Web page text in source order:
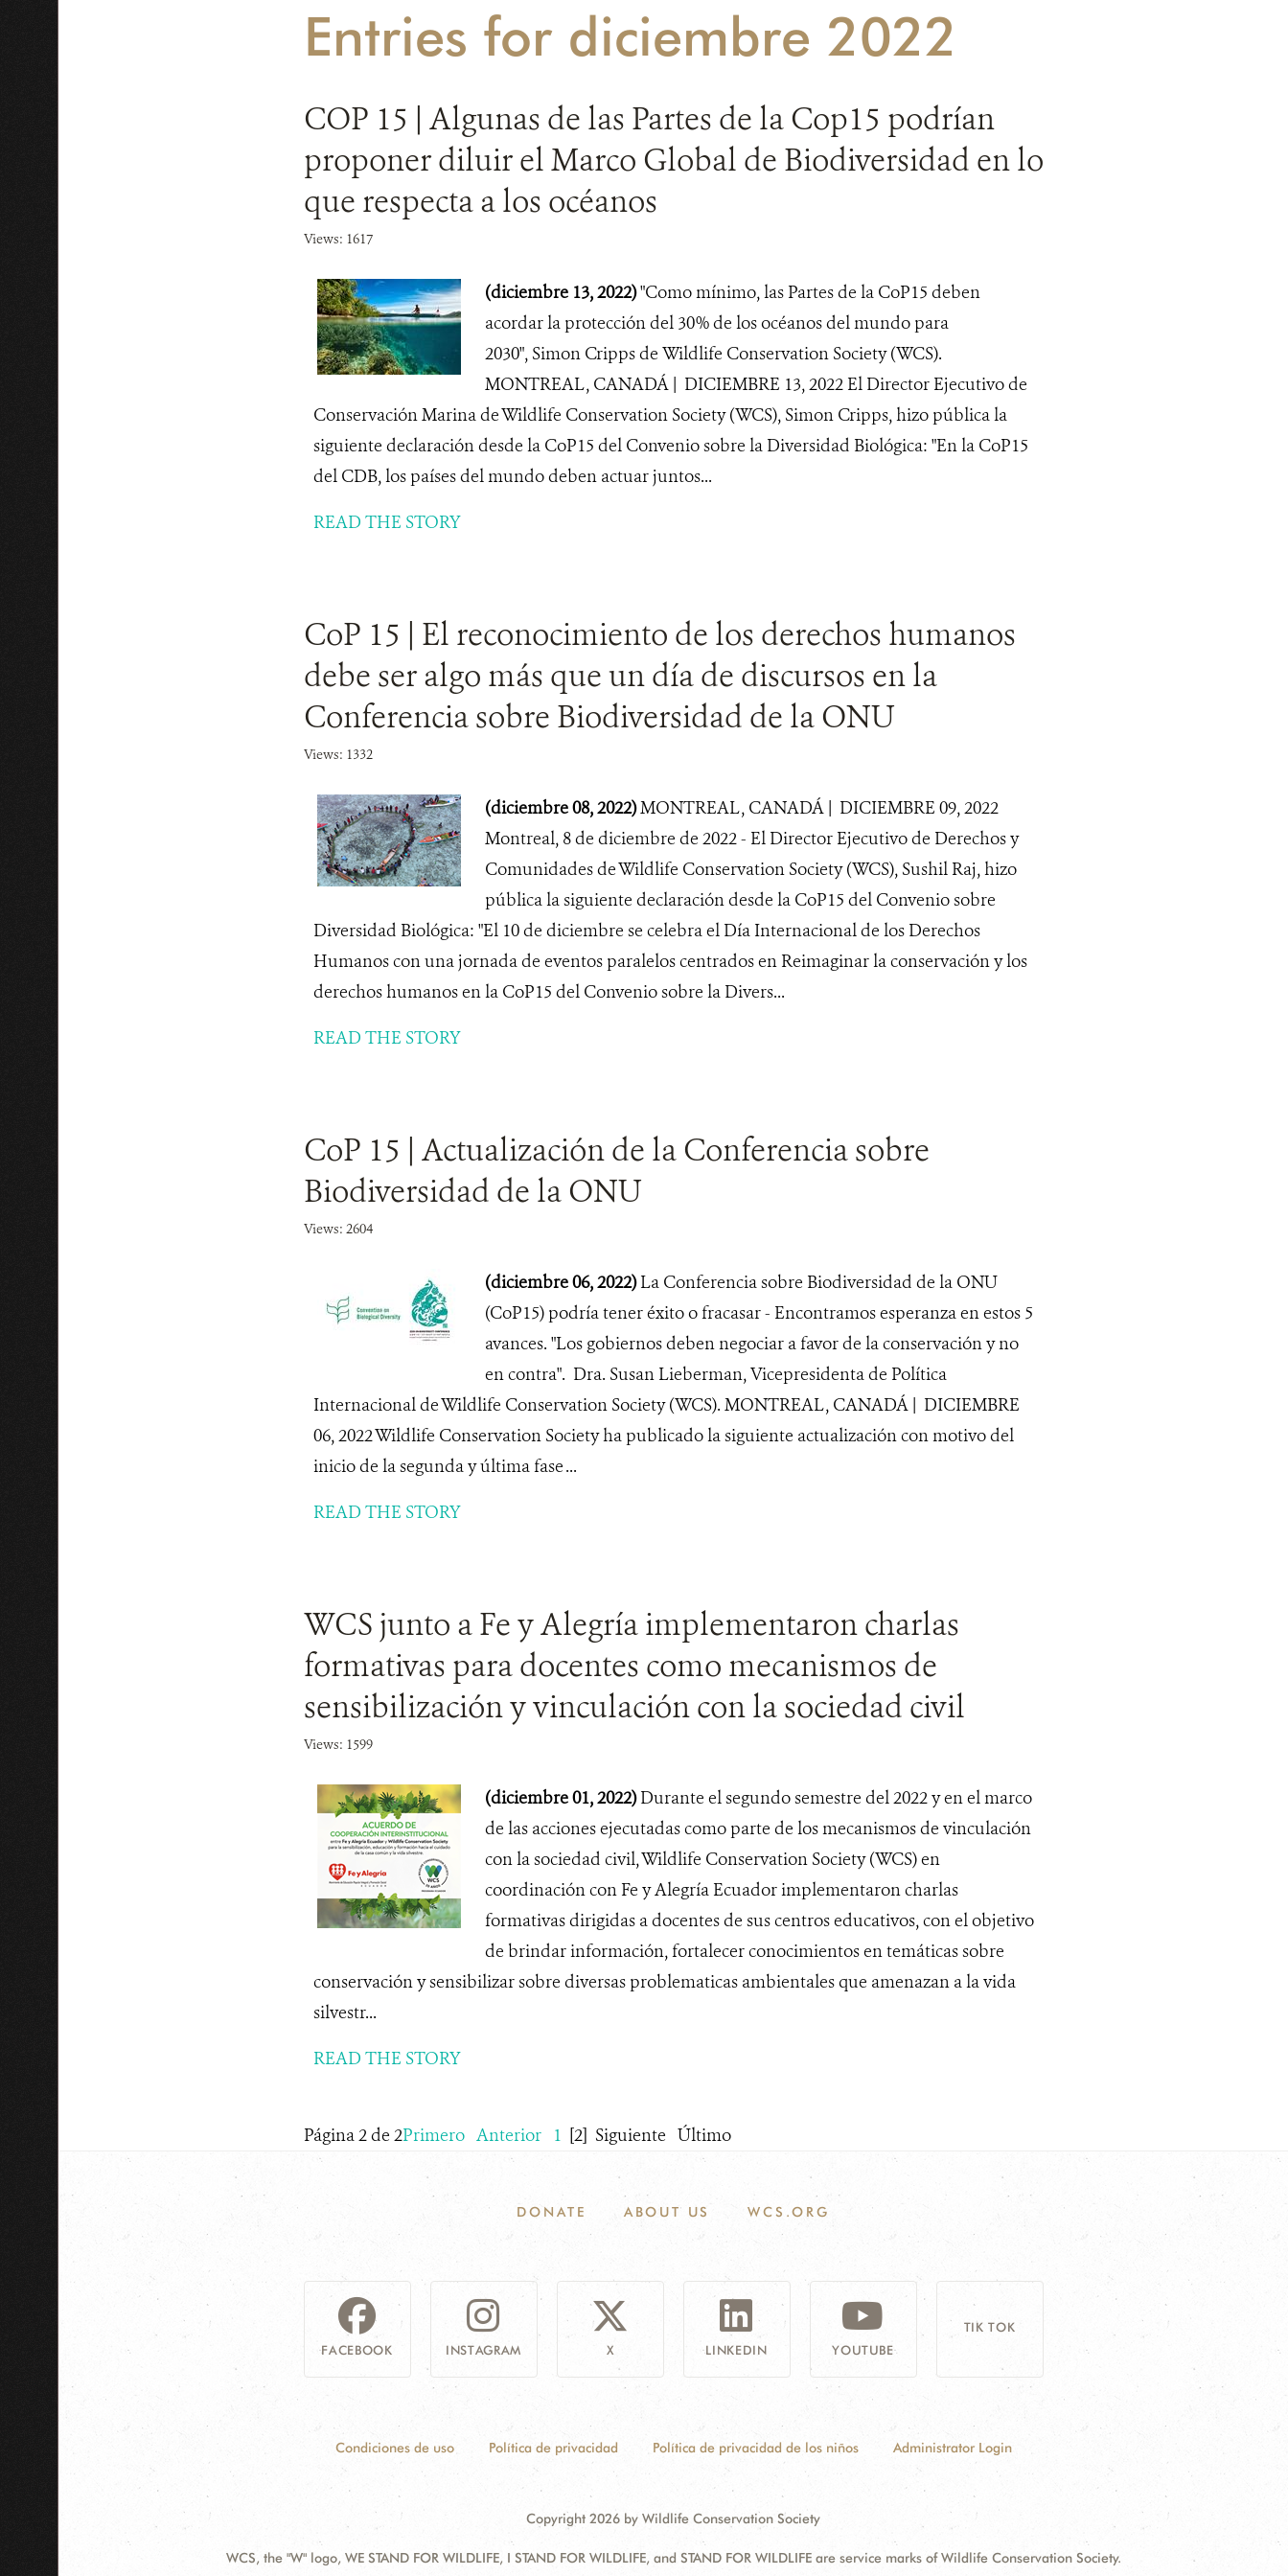
Entries for diciembre 2022
COP 15 | Algunas de las Partes de la Cop15 podrían
proponer diluir el Marco Global de Biodiversidad en lo
que respecta a los océanos
Views: 1617
(diciembre 13, 2022)"Como mínimo, las Partes de la CoP15 deben
acordar la protección del 30% de los océanos del mundo para
2030", Simon Cripps de Wildlife Conservation Society (WCS).
MONTREAL, CANADÁ | DICIEMBRE 13, 2022 El Director Ejecutivo de
Conservación Marina de Wildlife Conservation Society (WCS), Simon Cripps, hizo pública la
siguiente declaración desde la CoP15 del Convenio sobre la Diversidad Biológica: "En la CoP15
del CDB, los países del mundo deben actuar juntos...
READ THE STORY
CoP 15 | El reconocimiento de los derechos humanos
debe ser algo más que un día de discursos en la
Conferencia sobre Biodiversidad de la ONU
Views: 1332
(diciembre 08, 2022)MONTREAL, CANADÁ | DICIEMBRE 09, 2022
Montreal, 8 de diciembre de 2022 - El Director Ejecutivo de Derechos y
Comunidades de Wildlife Conservation Society (WCS), Sushil Raj, hizo
pública la siguiente declaración desde la CoP15 del Convenio sobre
Diversidad Biológica: "El 10 de diciembre se celebra el Día Internacional de los Derechos
Humanos con una jornada de eventos paralelos centrados en Reimaginar la conservación y los
derechos humanos en la CoP15 del Convenio sobre la Divers...
READ THE STORY
CoP 15 | Actualización de la Conferencia sobre
Biodiversidad de la ONU
Views: 2604
(diciembre 06, 2022)La Conferencia sobre Biodiversidad de la ONU
(CoP15) podría tener éxito o fracasar - Encontramos esperanza en estos 5
avances. "Los gobiernos deben negociar a favor de la conservación y no
en contra". Dra. Susan Lieberman, Vicepresidenta de Política
Internacional de Wildlife Conservation Society (WCS). MONTREAL, CANADÁ | DICIEMBRE
06, 2022 Wildlife Conservation Society ha publicado la siguiente actualización con motivo del
inicio de la segunda y última fase ...
READ THE STORY
WCS junto a Fe y Alegría implementaron charlas
formativas para docentes como mecanismos de
sensibilización y vinculación con la sociedad civil
Views: 1599
(diciembre 01, 2022)Durante el segundo semestre del 2022 y en el marco
de las acciones ejecutadas como parte de los mecanismos de vinculación
con la sociedad civil, Wildlife Conservation Society (WCS) en
coordinación con Fe y Alegría Ecuador implementaron charlas
formativas dirigidas a docentes de sus centros educativos​, ​​con el objetivo
de brindar información, fortalecer conocimientos en temáticas sobre
conservación y sensibilizar sobre diversas problematicas ambientales que amenazan a la vida
silvestr...
READ THE STORY
Página 2 de 2Primero Anterior 1 [2] Siguiente Último
DONATE ABOUT US WCS.ORG
FACEBOOK INSTAGRAM X LINKEDIN YOUTUBE
TIK TOK
Condiciones de uso Política de privacidad Política de privacidad de los niños Administrator Login
Copyright 2026 by Wildlife Conservation Society
WCS, the "W" logo, WE STAND FOR WILDLIFE, I STAND FOR WILDLIFE, and STAND FOR WILDLIFE are service marks of Wildlife Conservation Society.